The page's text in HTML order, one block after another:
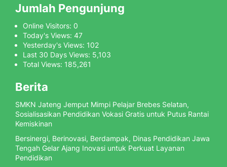
Jumlah Pengunjung
Online Visitors: 0
Today's Views: 47
Yesterday's Views: 102
Last 30 Days Views: 5,103
Total Views: 185,261
Berita
SMKN Jateng Jemput Mimpi Pelajar Brebes Selatan,
Sosialisasikan Pendidikan Vokasi Gratis untuk Putus Rantai
Kemiskinan
Bersinergi, Berinovasi, Berdampak, Dinas Pendidikan Jawa
Tengah Gelar Ajang Inovasi untuk Perkuat Layanan
Pendidikan